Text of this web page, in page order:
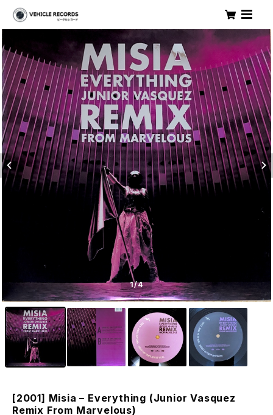
1/4
[2001] Misia – Everything (Junior Vasquez
Remix From Marvelous)